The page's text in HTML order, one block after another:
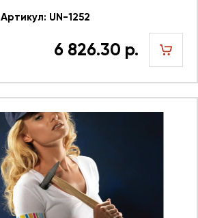
Артикул: UN-1252
6 826.30 р.